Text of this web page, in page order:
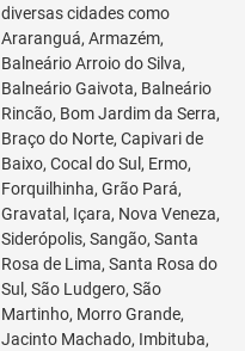
diversas cidades como
Araranguá, Armazém,
Balneário Arroio do Silva,
Balneário Gaivota, Balneário
Rincão, Bom Jardim da Serra,
Braço do Norte, Capivari de
Baixo, Cocal do Sul, Ermo,
Forquilhinha, Grão Pará,
Gravatal, Içara, Nova Veneza,
Siderópolis, Sangão, Santa
Rosa de Lima, Santa Rosa do
Sul, São Ludgero, São
Martinho, Morro Grande,
Jacinto Machado, Imbituba,